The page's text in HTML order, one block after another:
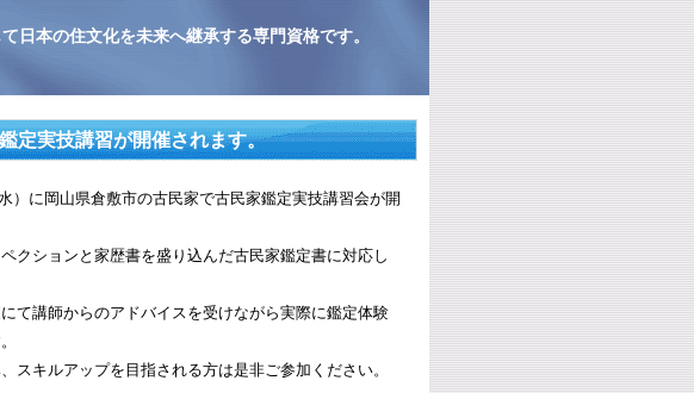
日本の住文化を未来へ継承する専門資格です。
定実技講習が開催されます。
）に岡山県倉敷市の古民家で古民家鑑定実技講習会が開
クションと家歴書を盛り込んだ古民家鑑定書に対応し
て講師からのアドバイスを受けながら実際に鑑定体験
スキルアップを目指される方は是非ご参加ください。